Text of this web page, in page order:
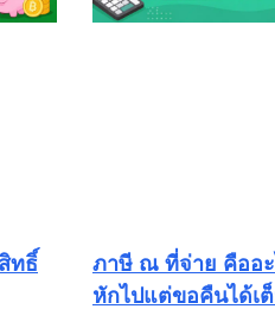
ทธิ์
ภาษี ณ ที่จ่าย คืออะ
หักไปแต่ขอคืนได้เ